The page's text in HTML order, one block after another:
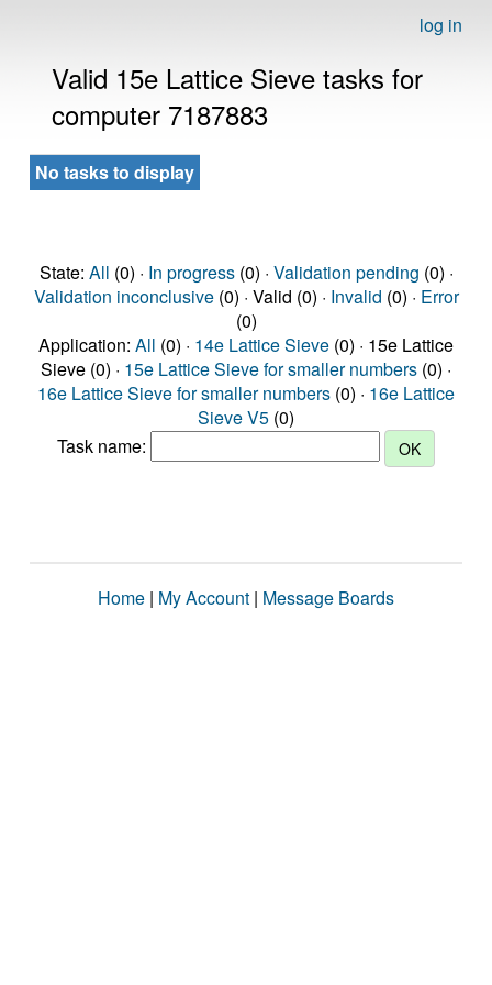
log in
Valid 15e Lattice Sieve tasks for
computer 7187883
No tasks to display
State: All (0) · In progress(0) · Validation pending (0) ·
Validation inconclusive(0) · Valid (0) · Invalid (0) · Error
(0)
Application: All (0) · 14e Lattice Sieve (0) · 15e Lattice
Sieve (0) · 15e Lattice Sieve for smaller numbers (0) ·
16e Lattice Sieve for smaller numbers (0) · 16e Lattice
Sieve V5 (0)
Task name:
Home | My Account | Message Boards